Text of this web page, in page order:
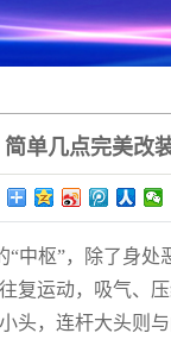
单几点完美改
“中枢”，除了身
复运动，吸气、
头，连杆大头则